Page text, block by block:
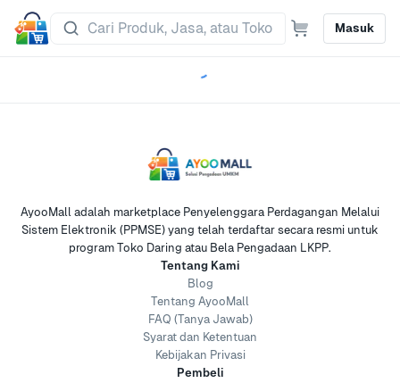
Masuk
AyooMall adalah marketplace Penyelenggara Perdagangan Melalui
Sistem Elektronik (PPMSE) yang telah terdaftar secara resmi untuk
program Toko Daring atau Bela Pengadaan LKPP.
Tentang Kami
Blog
Tentang AyooMall
FAQ (Tanya Jawab)
Syarat dan Ketentuan
Kebijakan Privasi
Pembeli